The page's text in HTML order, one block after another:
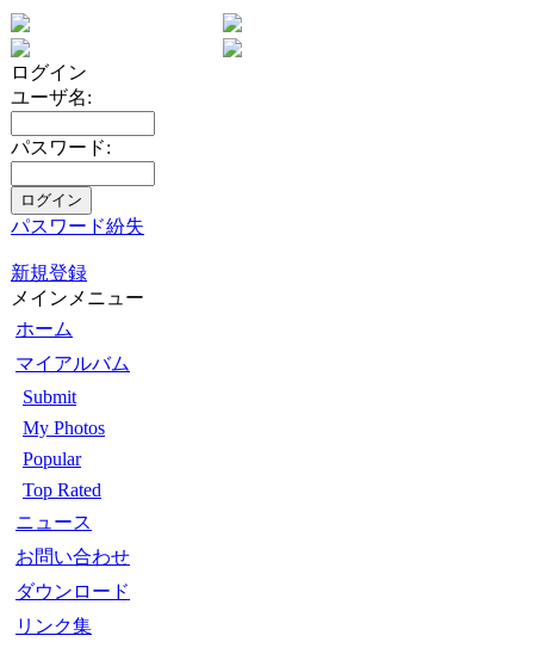
ログイン
ユーザ名:
パスワード:
パスワード紛失
新規登録
メインメニュー
ホーム
マイアルバム
Submit
My Photos
Popular
Top Rated
ニュース
お問い合わせ
ダウンロード
リンク集